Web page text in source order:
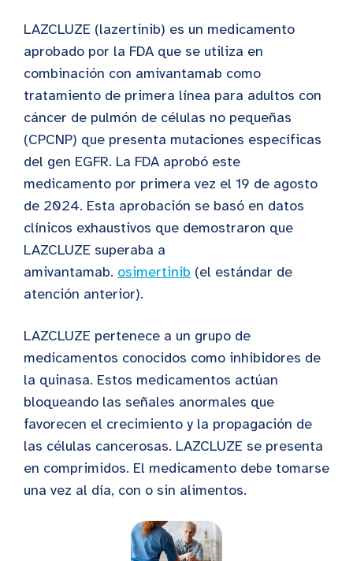
LAZCLUZE (lazertinib) es un medicamento
aprobado por la FDA que se utiliza en
combinación con amivantamab como
tratamiento de primera línea para adultos con
cáncer de pulmón de células no pequeñas
(CPCNP) que presenta mutaciones específicas
del gen EGFR. La FDA aprobó este
medicamento por primera vez el 19 de agosto
de 2024. Esta aprobación se basó en datos
clínicos exhaustivos que demostraron que
LAZCLUZE superaba a
amivantamab. osimertinib (el estándar de
atención anterior).
LAZCLUZE pertenece a un grupo de
medicamentos conocidos como inhibidores de
la quinasa. Estos medicamentos actúan
bloqueando las señales anormales que
favorecen el crecimiento y la propagación de
las células cancerosas. LAZCLUZE se presenta
en comprimidos. El medicamento debe tomarse
una vez al día, con o sin alimentos.